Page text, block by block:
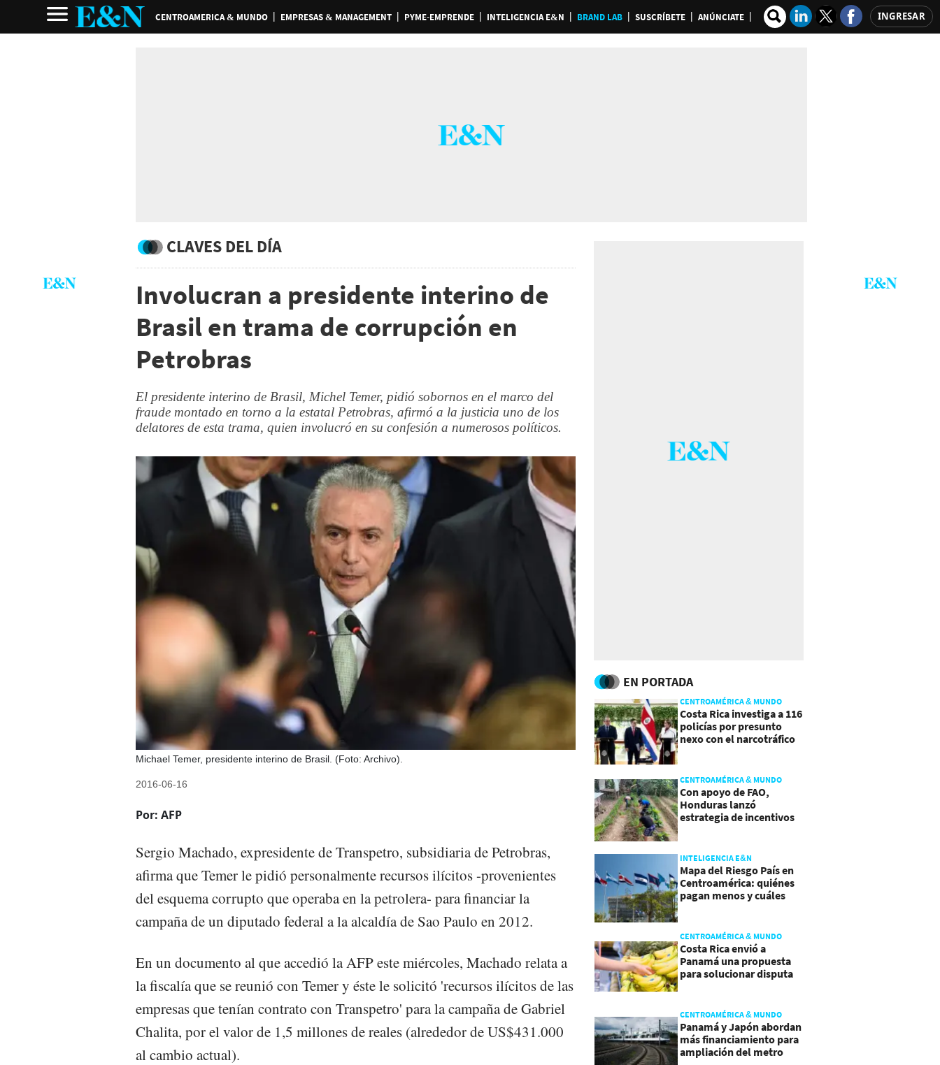
CENTROAMERICA & MUNDO EMPRESAS & MANAGEMENT PYME-EMPRENDE INTELIGENCIA E&N BRAND LAB SUSCRÍBETE ANÚNCIATE INGRESAR
CLAVES DEL DÍA
Involucran a presidente interino de
Brasil en trama de corrupción en
Petrobras
El presidente interino de Brasil, Michel Temer, pidió sobornos en el marco del
fraude montado en torno a la estatal Petrobras, afirmó a la justicia uno de los
delatores de esta trama, quien involucró en su confesión a numerosos políticos.
Michael Temer, presidente interino de Brasil. (Foto: Archivo).
2016-06-16
Por: AFP
Sergio Machado, expresidente de Transpetro, subsidiaria de Petrobras,
afirma que Temer le pidió personalmente recursos ilícitos -provenientes
del esquema corrupto que operaba en la petrolera- para financiar la
campaña de un diputado federal a la alcaldía de Sao Paulo en 2012.
En un documento al que accedió la AFP este miércoles, Machado relata a
la fiscalía que se reunió con Temer y éste le solicitó 'recursos ilícitos de las
empresas que tenían contrato con Transpetro' para la campaña de Gabriel
Chalita, por el valor de 1,5 millones de reales (alrededor de US$431.000
al cambio actual).
EN PORTADA
CENTROAMÉRICA & MUNDO
Costa Rica investiga a 116
policías por presunto
nexo con el narcotráfico
CENTROAMÉRICA & MUNDO
Con apoyo de FAO,
Honduras lanzó
estrategia de incentivos
INTELIGENCIA E&N
Mapa del Riesgo País en
Centroamérica: quiénes
pagan menos y cuáles
CENTROAMÉRICA & MUNDO
Costa Rica envió a
Panamá una propuesta
para solucionar disputa
CENTROAMÉRICA & MUNDO
Panamá y Japón abordan
más financiamiento para
ampliación del metro